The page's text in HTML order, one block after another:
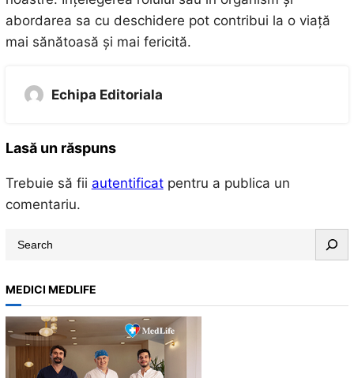
abordarea sa cu deschidere pot contribui la o viață
mai sănătoasă și mai fericită.
Echipa Editoriala
Lasă un răspuns
Trebuie să fii autentificatpentru a publica un
comentariu.
a
r
c
h
MEDICI MEDLIFE